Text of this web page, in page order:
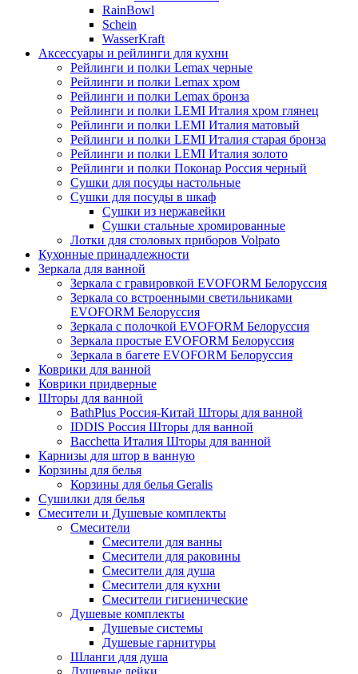
RainBowl
Schein
WasserKraft
Аксессуары и рейлинги для кухни
Рейлинги и полки Lemax черные
Рейлинги и полки Lemax хром
Рейлинги и полки Lemax бронза
Рейлинги и полки LEMI Италия хром глянец
Рейлинги и полки LEMI Италия матовый
Рейлинги и полки LEMI Италия старая бронза
Рейлинги и полки LEMI Италия золото
Рейлинги и полки Поконар Россия черный
Сушки для посуды настольные
Сушки для посуды в шкаф
Сушки из нержавейки
Сушки стальные хромированные
Лотки для столовых приборов Volpato
Кухонные принадлежности
Зеркала для ванной
Зеркала с гравировкой EVOFORM Белоруссия
Зеркала со встроенными светильниками
EVOFORM Белоруссия
Зеркала с полочкой EVOFORM Белоруссия
Зеркала простые EVOFORM Белоруссия
Зеркала в багете EVOFORM Белоруссия
Коврики для ванной
Коврики придверные
Шторы для ванной
BathPlus Россия-Китай Шторы для ванной
IDDIS Россия Шторы для ванной
Bacchetta Италия Шторы для ванной
Карнизы для штор в ванную
Корзины для белья
Корзины для белья Geralis
Сушилки для белья
Смесители и Душевые комплекты
Смесители
Смесители для ванны
Смесители для раковины
Смесители для душа
Смесители для кухни
Смесители гигиенические
Душевые комплекты
Душевые системы
Душевые гарнитуры
Шланги для душа
Душевые лейки